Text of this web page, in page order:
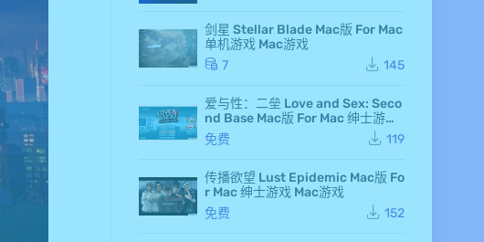
版
r M
机
游
戏
Ma
游
仙
剑
剑星 Stellar Blade Mac版 For Mac
单机游戏 Mac游戏
7
145
爱与性：二垒 Love and Sex: Seco
nd Base Mac版 For Mac 绅士游戏
Mac游戏
免费 119
传播欲望 Lust Epidemic Mac版 Fo
r Mac 绅士游戏 Mac游戏
免费
152